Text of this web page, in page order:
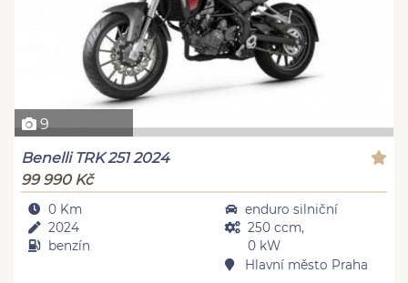
9
Benelli TRK 251 2024
99 990 Kč
0 Km
2024
benzín
enduro silniční
250 ccm,
0 kW
Hlavní město Praha